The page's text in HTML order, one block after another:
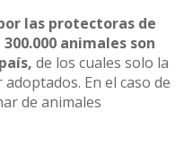
las protectoras de
animales son
de los cuales solo la
En el caso de
de animales